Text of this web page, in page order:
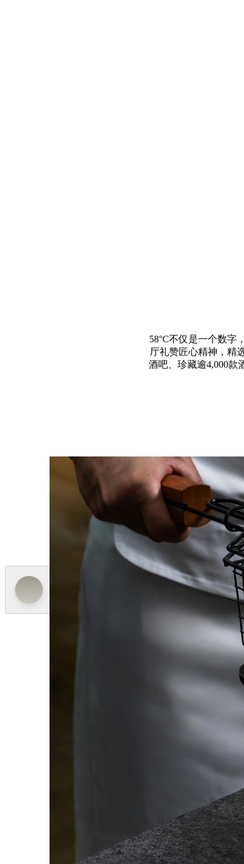
58°C不仅是一个数字
厅礼赞匠心精神，精
酒吧、珍藏逾4,000款
星期一至五：下午6时 至 晚上11时
星期六及日：中午12时 至 下午3时 | 下
美狮美高梅 澳门路氹体育馆大马路
宾客可依个人喜好品尝顶级肉类与时令海鲜
烧，激发天然鲜味，旨味倍增，完美演绎炭
Bar 58 为品味生活揭开序幕，匠心呈献精选
铁板烧吧台享用完美飨宴后的余韵延伸，
"盛焰"重新定义桌边互动体验。标志性的炭
与感官交织的难忘美食盛宴。